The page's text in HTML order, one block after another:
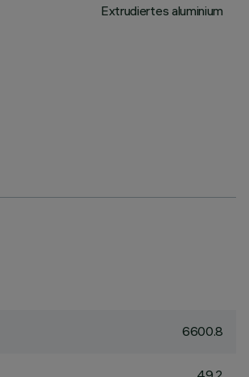
Extrudiertes aluminium
6600.8